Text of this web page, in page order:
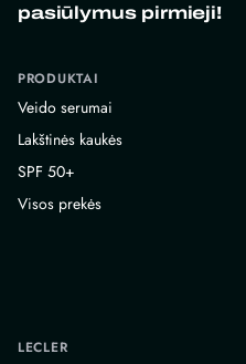
pasiūlymus pirmieji!
PRODUKTAI
Veido serumai
Lakštinės kaukės
SPF 50+
Visos prekės
LECLER